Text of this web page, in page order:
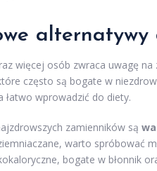
więcej osób zwraca uwagę
często są bogate w
wprowadzić do diety.
zamienników są
warto spróbować
bogate w błonnik